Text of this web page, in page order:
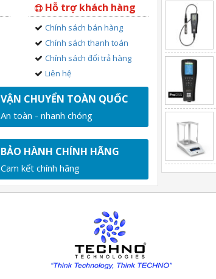
Hỗ trợ khách hàng
Chính sách bán hàng
Chính sách thanh toán
Chính sách đổi trả hàng
Liên hệ
VẬN CHUYỂN TOÀN QUỐC
An toàn - nhanh chóng
BẢO HÀNH CHÍNH HÃNG
Cam kết chính hãng